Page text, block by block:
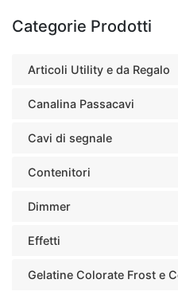
Categorie Prodotti
Articoli Utility e da Regalo
Canalina Passacavi
Cavi di segnale
Contenitori
Dimmer
Effetti
Gelatine Colorate Frost e